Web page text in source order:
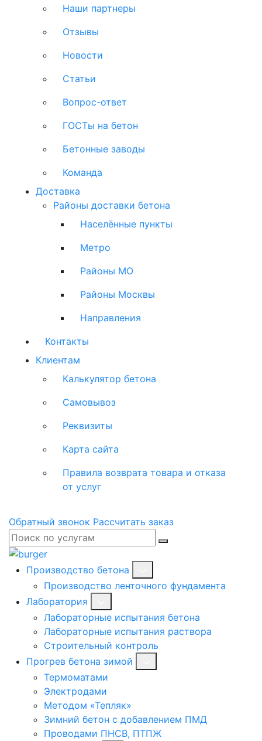
Наши партнеры
Отзывы
Новости
Статьи
Вопрос-ответ
ГОСТы на бетон
Бетонные заводы
Команда
Доставка
Районы доставки бетона
Населённые пункты
Метро
Районы МО
Районы Москвы
Направления
Контакты
Клиентам
Калькулятор бетона
Самовывоз
Реквизиты
Карта сайта
Правила возврата товара и отказа
от услуг
Обратный звонок Рассчитать заказ
Производство бетона
Производство ленточного фундамента
Лаборатория
Лабораторные испытания бетона
Лабораторные испытания раствора
Строительный контроль
Прогрев бетона зимой
Термоматами
Электродами
Методом «Тепляк»
Зимний бетон с добавлением ПМД
Проводами ПНСВ, ПТПЖ